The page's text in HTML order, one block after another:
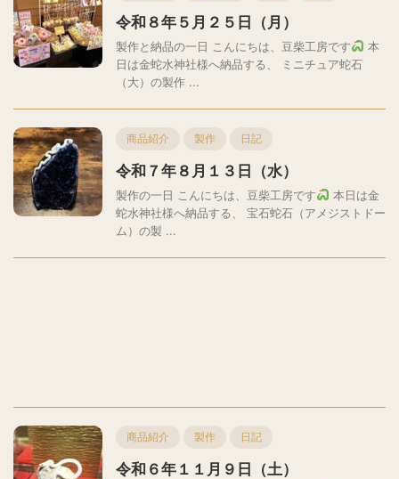
令和８年５月２５日（月）
製作と納品の一日 こんにちは、豆柴工房です
本
日は金蛇水神社様へ納品する、 ミニチュア蛇石
（大）の製作 ...
商品紹介 製作 日記
令和７年８月１３日（水）
製作の一日 こんにちは、豆柴工房です
本日は金
蛇水神社様へ納品する、 宝石蛇石（アメジストドー
ム）の製 ...
商品紹介 製作 日記
令和６年１１月９日（土）